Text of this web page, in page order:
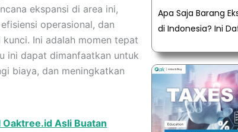
ekspansi di area ini,
operasional, dan
Ini adalah momen tepat
ini dapat dimanfaatkan untuk
biaya, dan meningkatkan
Asli Buatan
Apa Saja Barang
di Indonesia? Ini